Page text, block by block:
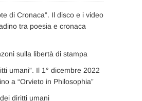
di Cronaca”. Il disco e i video
tra poesia e cronaca
sulla libertà di stampa
umani”. Il 1° dicembre 2022
a “Orvieto in Philosophia”
diritti umani